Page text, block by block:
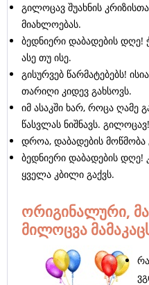
გილოცავ შუახნის
მიახლოებას.
ბედნიერი დაბადების დღე!
ასე თუ ისე.
გისურვებ წარმატებებს!
თარიღი კიდევ გახსოვს.
იმ ასაკში ხარ, როცა
წასვლას ნიშნავს. გილოცავ!
დროა, დაბადების მოწმობა
ბედნიერი დაბადების დღე!
ყველა კბილი გაქვს.
ორიგინალური,
მილოცვა